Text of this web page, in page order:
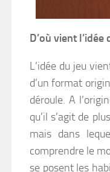
D’où vient l’idée
L’idée du jeu
d’un format
déroule. A
qu’il s’agit de
mais dans
comprendre le
se posent les